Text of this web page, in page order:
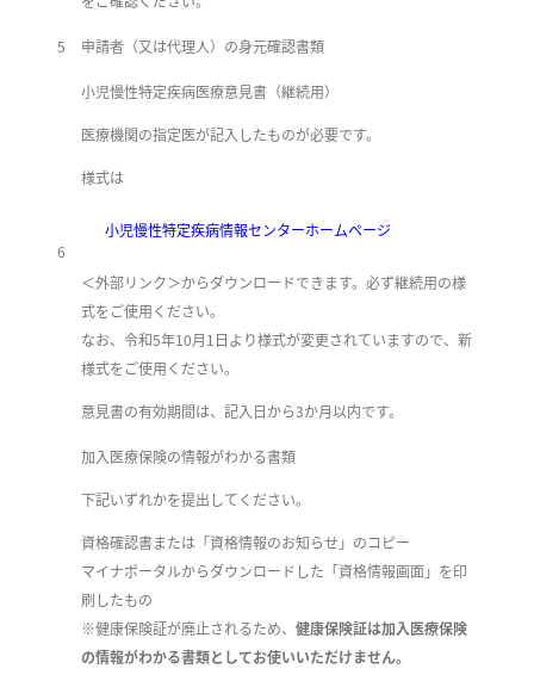
5 申請者（又は代理人）の身元確認書類
6
小児慢性特定疾病医療意見書（継続用）
医療機関の指定医が記入したものが必要です。
様式は
小児慢性特定疾病情報センターホームページ
＜外部リンク＞からダウンロードできます。必ず継続用の様
式をご使用ください。
なお、令和5年10月1日より様式が変更されていますので、新
様式をご使用ください。
意見書の有効期間は、記入日から3か月以内です。
加入医療保険の情報がわかる書類
​下記いずれかを提出してください。
資格確認書または「資格情報のお知らせ」のコピー
マイナポータルからダウンロードした「資格情報画面」を印
刷したもの
※健康保険証が廃止されるため、 健康保険証は加入医療保険
の情報がわかる書類としてお使いいただけません。